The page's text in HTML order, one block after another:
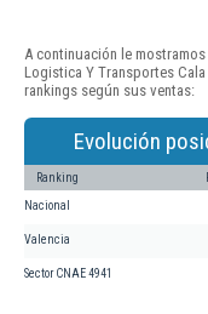
A continuación le
Logistica Y Transportes
rankings según sus ventas:
Evolución
Ranking
Nacional
Valencia
Sector CNAE 4941